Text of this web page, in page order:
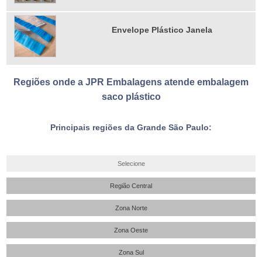
Envelope Plástico Janela
Regiões onde a JPR Embalagens atende embalagem
saco plástico
Principais regiões da Grande São Paulo:
Selecione
Região Central
Zona Norte
Zona Oeste
Zona Sul